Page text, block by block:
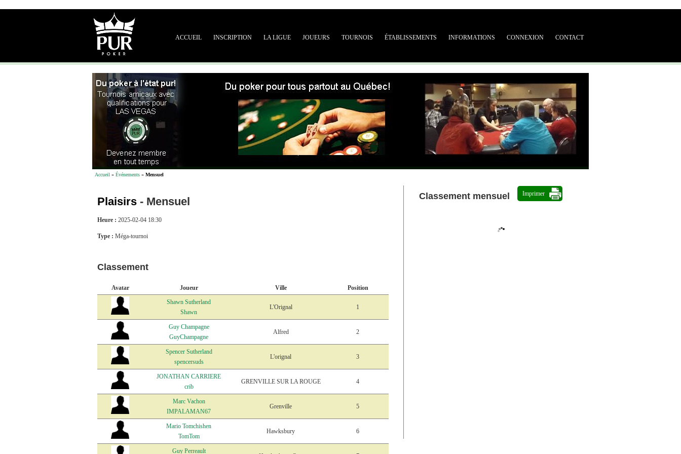
ACCUEIL INSCRIPTION LA LIGUE JOUEURS TOURNOIS ÉTABLISSEMENTS INFORMATIONS CONNEXION CONTACT
Accueil » Événements » Mensuel
Plaisirs - Mensuel
Heure : 2025-02-04 18:30
Type : Méga-tournoi
Classement
Avatar Joueur Ville
Position
Shawn Sutherland
Shawn
L'Orignal 1
Guy Champagne
GuyChampagne
Alfred 2
Spencer Sutherland
spencersuds
L'orignal 3
JONATHAN CARRIERE
crib
GRENVILLE SUR LA ROUGE 4
Marc Vachon
IMPALAMAN67
Grenville 5
Mario Tomchishen
TomTom
Hawksbury 6
Guy Perreault
Classement mensuel Imprimer